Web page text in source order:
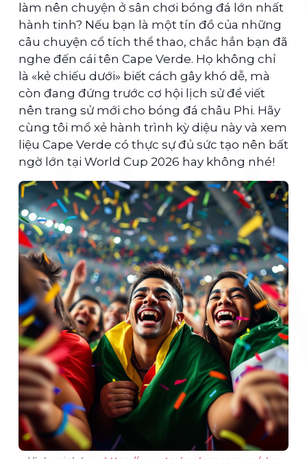
làm nên chuyện ở sân chơi bóng đá lớn nhất
hành tinh? Nếu bạn là một tín đồ của những
câu chuyện cổ tích thể thao, chắc hẳn bạn đã
nghe đến cái tên Cape Verde. Họ không chỉ
là «kẻ chiếu dưới» biết cách gây khó dễ, mà
còn đang đứng trước cơ hội lịch sử để viết
nên trang sử mới cho bóng đá châu Phi. Hãy
cùng tôi mổ xẻ hành trình kỳ diệu này và xem
liệu Cape Verde có thực sự đủ sức tạo nên bất
ngờ lớn tại World Cup 2026 hay không nhé!